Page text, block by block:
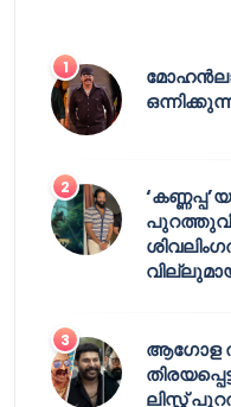
ആഗോള
ലിസ്റ്റ്